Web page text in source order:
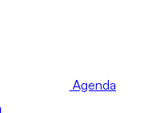
Agenda